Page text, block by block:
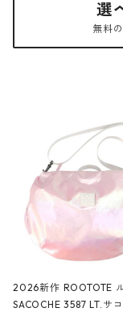
選
無料
2026新作 ROOTOTE
SACOCHE 3587 LT.サ